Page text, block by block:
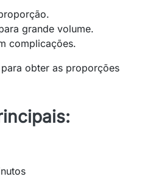
grande volume.
complicações.
para obter as proporções